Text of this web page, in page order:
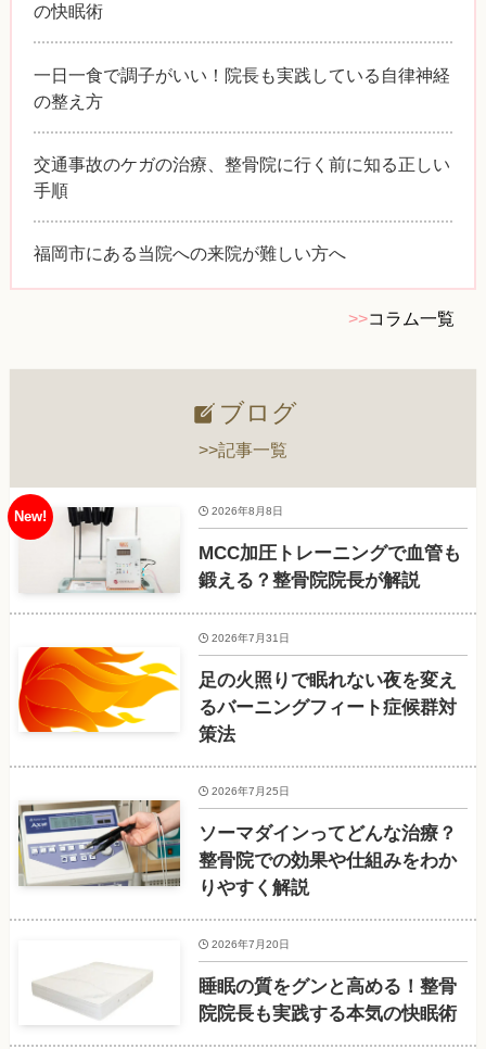
の快眠術
一日一食で調子がいい！院長も実践している自律神経
の整え方
交通事故のケガの治療、整骨院に行く前に知る正しい
手順
福岡市にある当院への来院が難しい方へ
>>コラム一覧
ブログ
>>記事一覧
MCC加圧トレーニングで血管も
鍛える？整骨院院長が解説
2026年8月8日
足の火照りで眠れない夜を変え
るバーニングフィート症候群対
策法
2026年7月31日
ソーマダインってどんな治療？
整骨院での効果や仕組みをわか
りやすく解説
2026年7月25日
睡眠の質をグンと高める！整骨
院院長も実践する本気の快眠術
2026年7月20日